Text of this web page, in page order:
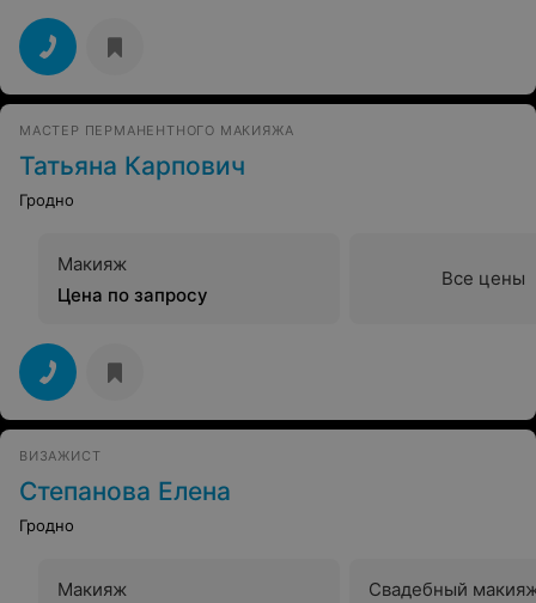
МАСТЕР ПЕРМАНЕНТНОГО МАКИЯЖА
Татьяна Карпович
Гродно
Макияж
Цена по запросу
Все цены
ВИЗАЖИСТ
Степанова Елена
Гродно
Макияж
Свадебный